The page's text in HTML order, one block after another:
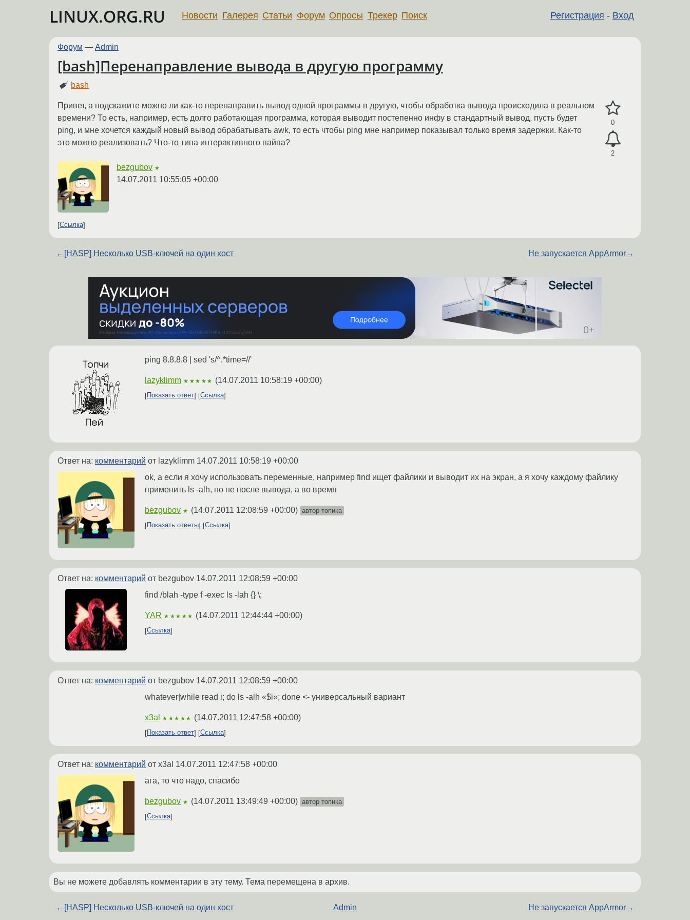
LINUX.ORG.RU Регистрация - Вход
Новости Галерея Статьи Форум Опросы Трекер Поиск
Форум — Admin
[bash]Перенаправление вывода в другую программу
bash
0
2
Привет, а подскажите можно ли как-то перенаправить вывод одной программы в другую, чтобы обработка вывода происходила в реальном
времени? То есть, например, есть долго работающая программа, которая выводит постепенно инфу в стандартный вывод, пусть будет
ping, и мне хочется каждый новый вывод обрабатывать awk, то есть чтобы ping мне например показывал только время задержки. Как-то
это можно реализовать? Что-то типа интерактивного пайпа?
bezgubov ★
14.07.2011 10:55:05 +00:00
Ссылка
← [HASP] Несколько USB-ключей на один хост Не запускается AppArmor→
ping 8.8.8.8 | sed 's/^.*time=//'
lazyklimm ★★★★★ (14.07.2011 10:58:19 +00:00)
Показать ответ Ссылка
Ответ на: комментарий от lazyklimm 14.07.2011 10:58:19 +00:00
ok, а если я хочу использовать переменные, например find ищет файлики и выводит их на экран, а я хочу каждому файлику
применить ls -alh, но не после вывода, а во время
bezgubov ★ (14.07.2011 12:08:59 +00:00) автор топика
Показать ответы
Ссылка
Ответ на: комментарий от bezgubov 14.07.2011 12:08:59 +00:00
find /blah -type f -exec ls -lah {} \;
YAR ★★★★★ (14.07.2011 12:44:44 +00:00)
Ссылка
Ответ на: комментарий от bezgubov 14.07.2011 12:08:59 +00:00
whatever|while read i; do ls -alh «$i»; done <- универсальный вариант
x3al ★★★★★ (14.07.2011 12:47:58 +00:00)
Показать ответ Ссылка
Ответ на: комментарий от x3al 14.07.2011 12:47:58 +00:00
ага, то что надо, спасибо
bezgubov ★ (14.07.2011 13:49:49 +00:00) автор топика
Ссылка
Вы не можете добавлять комментарии в эту тему. Тема перемещена в архив.
← [HASP] Несколько USB-ключей на один хост Admin Не запускается AppArmor→